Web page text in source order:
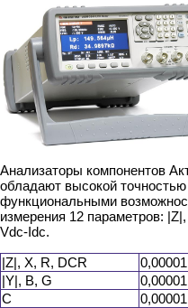
Анализаторы компонентов
обладают высокой
функциональными
измерения 12 параметров:
Vdc-Idc.
|Z|, X, R, DCR
|Y|, B, G
C